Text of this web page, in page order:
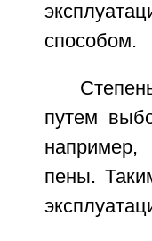
способом.
путем
пены.